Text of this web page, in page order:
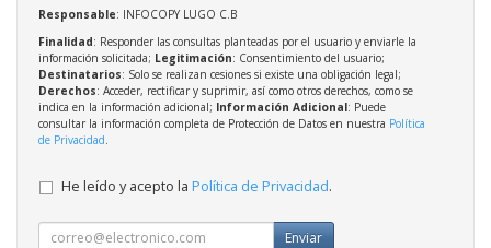
Responsable: INFOCOPY LUGO C.B
Finalidad: Responder las consultas planteadas por el usuario y enviarle la
información solicitada; Legitimación: Consentimiento del usuario;
Destinatarios: Solo se realizan cesiones si existe una obligación legal;
Derechos: Acceder, rectificar y suprimir, así como otros derechos, como se
indica en la información adicional; Información Adicional: Puede
consultar la información completa de Protección de Datos en nuestra Política
de Privacidad
He leído y acepto la Política de Privacidad.
Enviar